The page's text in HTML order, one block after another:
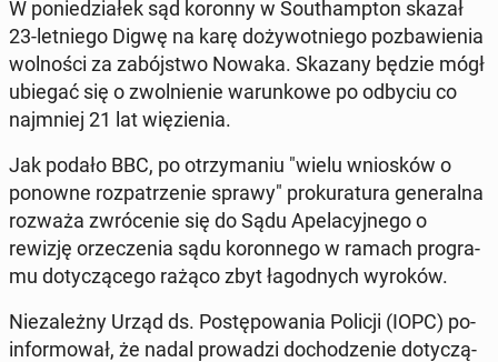
W po­nie­dzia­łek sąd koronny w So­uthamp­ton skazał
23-let­nie­go Digwę na karę do­ży­wot­nie­go po­zba­wie­nia
wol­no­ści za za­bój­stwo Nowaka. Skazany będzie mógł
ubiegać się o zwol­nie­nie wa­run­ko­we po odbyciu co
naj­mniej 21 lat wię­zie­nia.
Jak podało BBC, po otrzy­ma­niu "wielu wnio­sków o
ponowne roz­pa­trze­nie sprawy" pro­ku­ra­tu­ra ge­ne­ral­na
rozważa zwró­ce­nie się do Sądu Ape­la­cyj­ne­go o
rewizję orze­cze­nia sądu ko­ron­ne­go w ramach pro­gra­
mu do­ty­czą­ce­go rażąco zbyt ła­god­nych wyroków.
Nie­za­leż­ny Urząd ds. Po­stę­po­wa­nia Policji (IOPC) po­
in­for­mo­wał, że nadal pro­wa­dzi do­cho­dze­nie do­ty­czą­